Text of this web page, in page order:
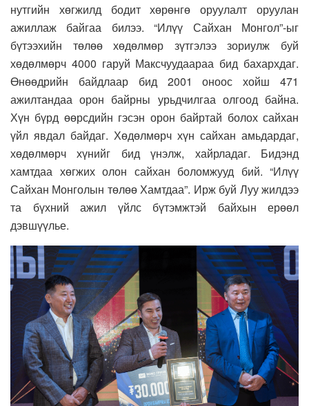
нутгийн хөгжилд бодит хөрөнгө оруулалт оруулан
ажиллаж байгаа билээ. “Илүү Сайхан Монгол”-ыг
бүтээхийн төлөө хөдөлмөр зүтгэлээ зориулж буй
хөдөлмөрч 4000 гаруй Максчуудаараа бид бахархдаг.
Өнөөдрийн байдлаар бид 2001 оноос хойш 471
ажилтандаа орон байрны урьдчилгаа олгоод байна.
Хүн бүрд өөрсдийн гэсэн орон байртай болох сайхан
үйл явдал байдаг. Хөдөлмөрч хүн сайхан амьдардаг,
хөдөлмөрч хүнийг бид үнэлж, хайрладаг. Бидэнд
хамтдаа хөгжих олон сайхан боломжууд бий. “Илүү
Сайхан Монголын төлөө Хамтдаа”. Ирж буй Луу жилдээ
та бүхний ажил үйлс бүтэмжтэй байхын ерөөл
дэвшүүлье.